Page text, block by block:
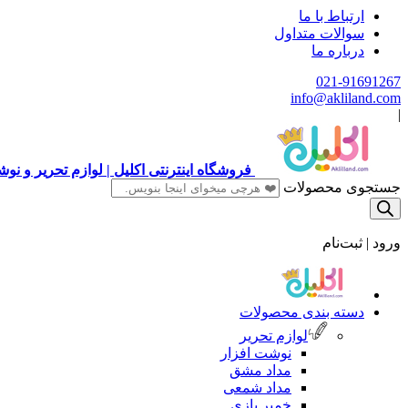
ارتباط با ما
سوالات متداول
درباره ما
021-91691267
info@akliland.com
|
فروشگاه اینترنتی اکلیل | لوازم تحریر و
جستجوی محصولات
ورود | ثبت‌نام
دسته بندی محصولات
لوازم تحریر
نوشت افزار
مداد مشق
مداد شمعی
خمیر بازی